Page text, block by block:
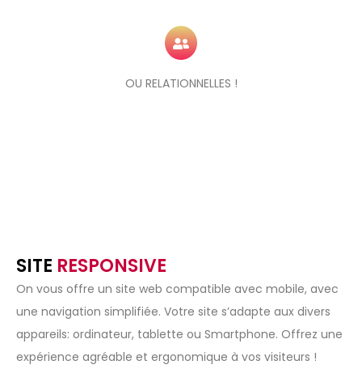
OU RELATIONNELLES !
SITE RESPONSIVE
On vous offre un site web compatible avec mobile, avec
une navigation simplifiée. Votre site s’adapte aux divers
appareils: ordinateur, tablette ou Smartphone. Offrez une
expérience agréable et ergonomique à vos visiteurs !